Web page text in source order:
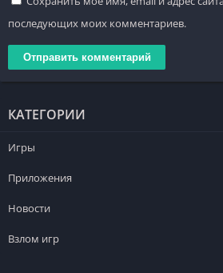
последующих моих комментариев.
КАТЕГОРИИ
Игры
Приложения
Новости
Взлом игр